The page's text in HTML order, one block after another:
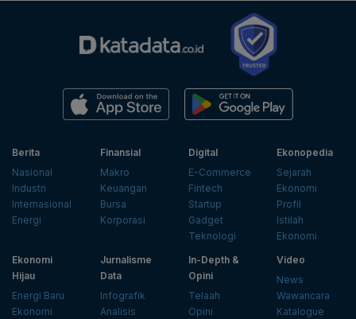
Berita
Nasional
Industri
Internasional
Energi
Finansial
Makro
Keuangan
Bursa
Korporasi
Digital
E-Commerce
Fintech
Startup
Gadget
Teknologi
Ekonopedia
Sejarah
Ekonomi
Profil
Istilah
Ekonomi
Ekonomi
Hijau
Energi Baru
Ekonomi
Jurnalisme
Data
Infografik
Analisis
In-Depth &
Opini
Telaah
Opini
Video
News
Wawancara
Katalogue